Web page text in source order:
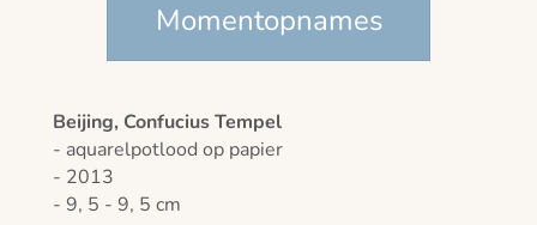
Momentopnames
Beijing, Confucius Tempel
- aquarelpotlood op papier
- 2013
- 9, 5 - 9, 5 cm